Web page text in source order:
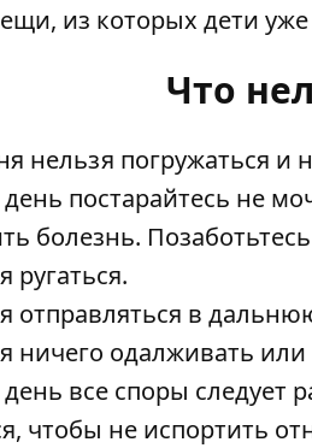
из которых дети
Что
нельзя погружаться и
день постарайтесь не
болезнь.
ругаться.
отправляться в
ничего одалживать
день все споры
чтобы не испортить